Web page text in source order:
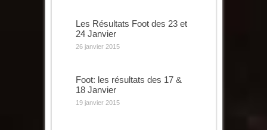
Les Résultats Foot des 23 et
24 Janvier
26 janvier 2015
Foot: les résultats des 17 &
18 Janvier
19 janvier 2015